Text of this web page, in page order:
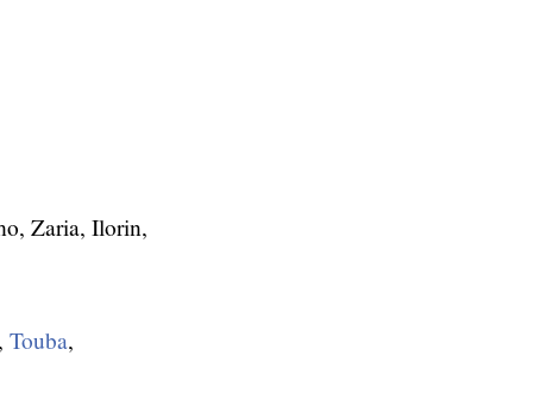
Zaria, Ilorin,
Touba,